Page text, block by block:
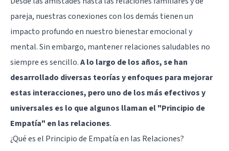
pareja, nuestras conexiones con los demás tienen un
impacto profundo en nuestro bienestar emocional y
mental. Sin embargo, mantener relaciones saludables no
siempre es sencillo.A lo largo de los años, se han
desarrollado diversas teorías y enfoques para mejorar
estas interacciones, pero uno de los más efectivos y
universales es lo que algunos llaman el "Principio de
Empatía" en las relaciones.
¿Qué es el Principio de Empatía en las Relaciones?